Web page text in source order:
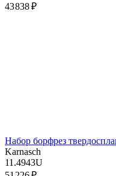
43 838 ₽
Набор борфрез
Karnasch
11.4943U